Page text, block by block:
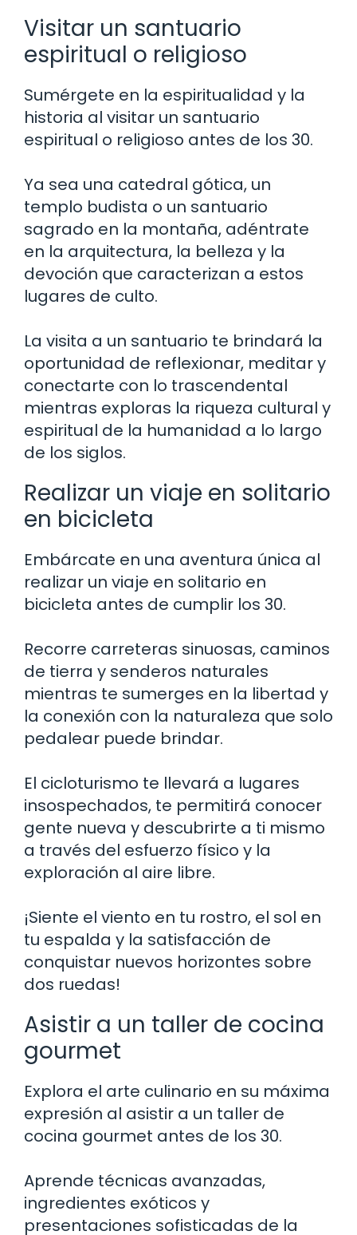
Visitar un santuario
espiritual o religioso
Sumérgete en la espiritualidad y la
historia al visitar un santuario
espiritual o religioso antes de los 30.
Ya sea una catedral gótica, un
templo budista o un santuario
sagrado en la montaña, adéntrate
en la arquitectura, la belleza y la
devoción que caracterizan a estos
lugares de culto.
La visita a un santuario te brindará la
oportunidad de reflexionar, meditar y
conectarte con lo trascendental
mientras exploras la riqueza cultural y
espiritual de la humanidad a lo largo
de los siglos.
Realizar un viaje en solitario
en bicicleta
Embárcate en una aventura única al
realizar un viaje en solitario en
bicicleta antes de cumplir los 30.
Recorre carreteras sinuosas, caminos
de tierra y senderos naturales
mientras te sumerges en la libertad y
la conexión con la naturaleza que solo
pedalear puede brindar.
El cicloturismo te llevará a lugares
insospechados, te permitirá conocer
gente nueva y descubrirte a ti mismo
a través del esfuerzo físico y la
exploración al aire libre.
¡Siente el viento en tu rostro, el sol en
tu espalda y la satisfacción de
conquistar nuevos horizontes sobre
dos ruedas!
Asistir a un taller de cocina
gourmet
Explora el arte culinario en su máxima
expresión al asistir a un taller de
cocina gourmet antes de los 30.
Aprende técnicas avanzadas,
ingredientes exóticos y
presentaciones sofisticadas de la